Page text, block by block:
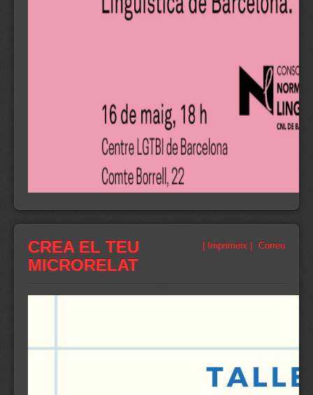
Correu
| Imprimeix |
CREA EL TEU
MICRORELAT